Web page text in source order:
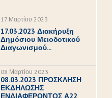
17 Μαρτίου 2023
17.03.2023 Διακήρυξη
Δημόσιου Μειοδοτικού
Διαγωνισμού...
08 Μαρτίου 2023
08.03.2023 ΠΡΟΣΚΛΗΣΗ
ΕΚΔΗΛΩΣΗΣ
ΕΝΔΙΑΦΕΡΟΝΤΟΣ Α22